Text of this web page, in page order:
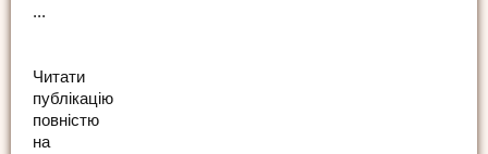
...
Читати
публікацію
повністю
на